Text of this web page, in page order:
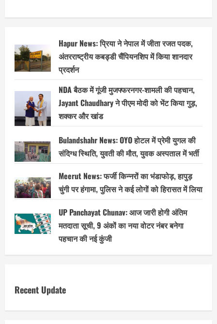
Hapur News: प्रिया ने नेपाल में जीता रजत पदक,
अंतरराष्ट्रीय कबड्डी चैंपियनशिप में किया शानदार
प्रदर्शन
NDA बैठक में गूंजी मुजफ्फरनगर-शामली की पहचान,
Jayant Chaudhary ने पीएम मोदी को भेंट किया गुड़,
शक्कर और खांड
Bulandshahr News: OYO होटल में प्रेमी युगल की
संदिग्ध स्थिति, युवती की मौत, युवक अस्पताल में भर्ती
Meerut News: फर्जी किन्नरों का भंडाफोड़, हापुड़
चुंगी पर हंगामा, पुलिस ने कई लोगों को हिरासत में लिया
UP Panchayat Chunav: आज जारी होगी अंतिम
मतदाता सूची, 9 अंकों का नया वोटर नंबर बनेगा
पहचान की नई कुंजी
Recent Update